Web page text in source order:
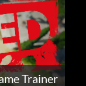
Trainer